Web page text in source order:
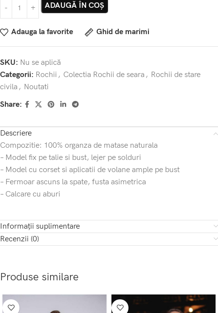
ADAUGĂ ÎN COȘ
Adauga la favorite Ghid de marimi
SKU: Nu se aplică
Categorii: Rochii , Colectia Rochii de seara , Rochii de stare
civila , Noutati
Share:
Descriere
Compozitie: 100% organza de matase naturala
– Model fix pe talie si bust, lejer pe solduri
– Model cu corset si aplicatii de volane ample pe bust
– Fermoar ascuns la spate, fusta asimetrica
– Calcare cu aburi
Informații suplimentare
Recenzii (0)
Produse similare